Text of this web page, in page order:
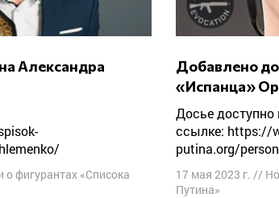
о фигурантах «Списока
Добавлено досье на Станислава
«Испанца»
Досье доступно по
ссылке: https://
putina.org/
17 мая 2023 г. //
Путина»